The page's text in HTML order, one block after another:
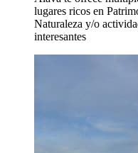
lugares ricos en
Naturaleza y/o
interesantes